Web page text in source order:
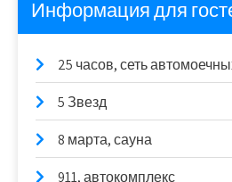
Информация для
25 часов, сеть
5 Звезд
8 марта, сауна
911, автокомплекс